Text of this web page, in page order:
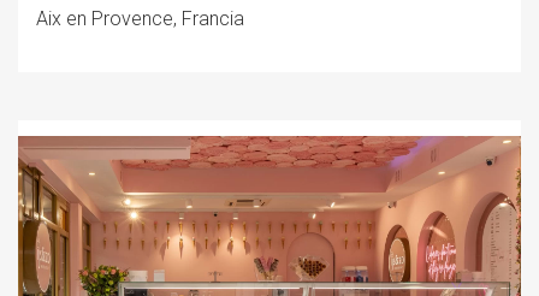
Aix en Provence, Francia